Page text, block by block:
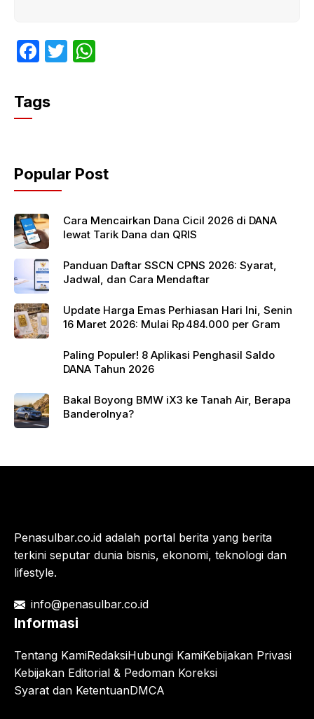
F
c
e
o
o
k
T
p
p
Tags
Popular Post
Cara Mencairkan Dana Cicil 2026 di DANA
lewat Tarik Dana dan QRIS
Panduan Daftar SSCN CPNS 2026: Syarat,
Jadwal, dan Cara Mendaftar
Update Harga Emas Perhiasan Hari Ini, Senin
16 Maret 2026: Mulai Rp 484.000 per Gram
Paling Populer! 8 Aplikasi Penghasil Saldo
DANA Tahun 2026
Bakal Boyong BMW iX3 ke Tanah Air, Berapa
Banderolnya?
Penasulbar.co.id adalah portal berita yang berita
terkini seputar dunia bisnis, ekonomi, teknologi dan
lifestyle.
info@penasulbar.co.id
Informasi
Tentang KamiRedaksiHubungi KamiKebijakan Privasi
Kebijakan Editorial & Pedoman Koreksi
Syarat dan KetentuanDMCA